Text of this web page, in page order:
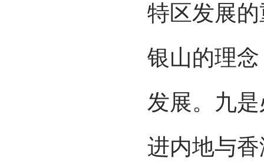
特区发展
银山的理
发展。九
进内地与